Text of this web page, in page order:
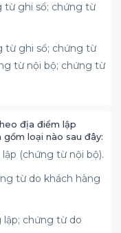
từ ghi sổ; chứng từ
từ ghi sổ; chứng từ
từ nội bộ; chứng từ
địa điểm lập
loại nào sau đây:
(chứng từ nội bộ).
từ do khách hàng
lập; chứng từ do